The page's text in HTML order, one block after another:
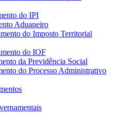
do IPI
Aduaneiro
do Imposto Territorial
do IOF
da Previdência Social
do Processo Administrativo